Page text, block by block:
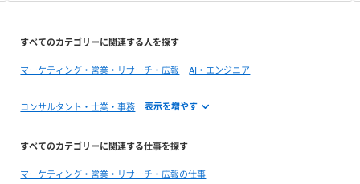
すべてのカテゴリーに関連する人を探す
マーケティング・営業・リサーチ・広報 AI・エンジニア
コンサルタント・士業・事務
すべてのカテゴリーに関連する仕事を探す
マーケティング・営業・リサーチ・広報の仕事